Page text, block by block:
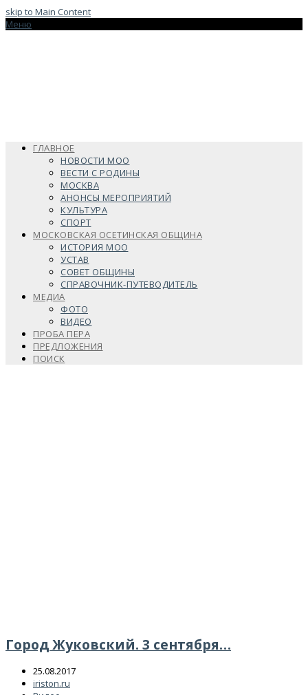
skip to Main Content
Меню
ГЛАВНОЕ
НОВОСТИ МОО
ВЕСТИ С РОДИНЫ
МОСКВА
АНОНСЫ МЕРОПРИЯТИЙ
КУЛЬТУРА
СПОРТ
МОСКОВСКАЯ ОСЕТИНСКАЯ ОБЩИНА
ИСТОРИЯ МОО
УСТАВ
СОВЕТ ОБЩИНЫ
СПРАВОЧНИК-ПУТЕВОДИТЕЛЬ
МЕДИА
ФОТО
ВИДЕО
ПРОБА ПЕРА
ПРЕДЛОЖЕНИЯ
ПОИСК
Город Жуковский. 3 сентября…
25.08.2017
iriston.ru